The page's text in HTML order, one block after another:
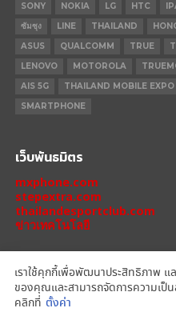
SONY
NOKIA LG HTC
ซัมซุง
LINE THAILAND
ASUS
QUALCOMM TRUE
LENOVO
MOTOROLA
AIS 5G
THAILAND MOBILE EXPO
SMARTPHONE
เว็บพันธมิตร
mxphone.com
stepextra.com
thailandesportclub.com
ข่าวเทคโนโลยี
IPHONE 14 PRO
เราใช้คุกกี้เพื่อพัฒนาประสิทธิภาพ แ
ของคุณและสามารถจัดการความเป็
คลิกที่ ตั้งค่า